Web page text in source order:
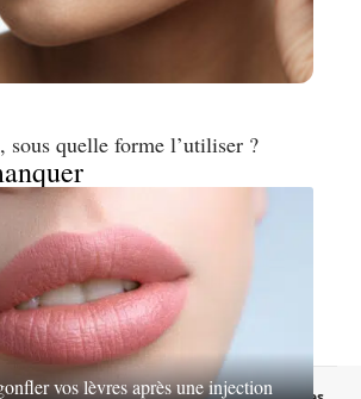
sous quelle forme l’utiliser ?
vos lèvres après une injection